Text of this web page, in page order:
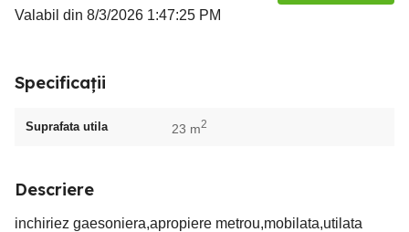
Valabil din 8/3/2026 1:47:25 PM
Specificații
Suprafata utila 23 m2
Descriere
inchiriez gaesoniera,apropiere metrou,mobilata,utilata